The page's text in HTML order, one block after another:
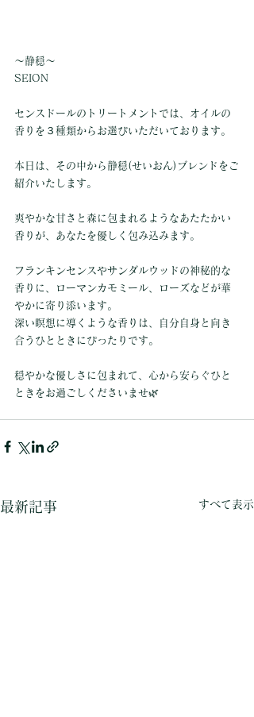
〜静穏〜
SEION
センスドールのトリートメントでは、オイルの
香りを３種類からお選びいただいております。
本日は、その中から静穏(せいおん)ブレンドをご
紹介いたします。
爽やかな甘さと森に包まれるようなあたたかい
香りが、あなたを優しく包み込みます。
フランキンセンスやサンダルウッドの神秘的な
香りに、ローマンカモミール、ローズなどが華
やかに寄り添います。
深い瞑想に導くような香りは、自分自身と向き
合うひとときにぴったりです。
穏やかな優しさに包まれて、心から安らぐひと
ときをお過ごしくださいませ🌿
最新記事 すべて表示